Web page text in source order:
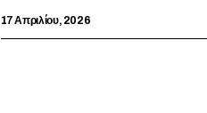
17 Απριλίου, 2026